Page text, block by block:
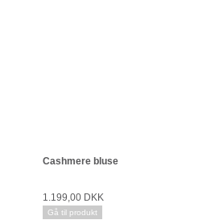
Cashmere bluse
1.199,00 DKK
Gå til produkt